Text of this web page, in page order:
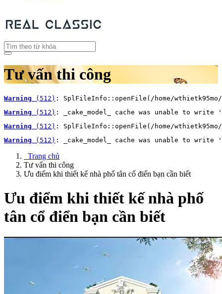
Tư vấn thi công
Warning (512) : SplFileInfo::openFile(/home/wthietk95mo/
Warning (512) : _cake_model_ cache was unable to
Warning (512) : SplFileInfo::openFile(/home/wthietk95mo/
Warning (512) : _cake_model_ cache was unable to
Trang chủ
Tư vấn thi công
Ưu điểm khi thiết kế nhà phố tân cổ điển bạn cần biết
Ưu điểm khi thiết kế nhà phố
tân cổ điển bạn cần biết